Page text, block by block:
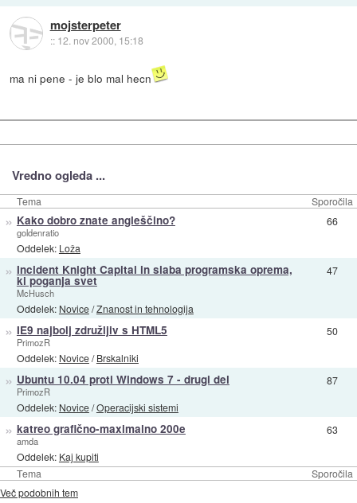
mojsterpeter
:: 12. nov 2000, 15:18
ma ni pene - je blo mal hecn
Vredno ogleda ...
Tema Sporočila
Tema Sporočila
» Kako dobro znate angleščino?
goldenratio
Oddelek: Loža
66
» Incident Knight Capital in slaba programska oprema,
ki poganja svet
McHusch
Oddelek: Novice/Znanost in tehnologija
47
» IE9 najbolj združljiv s HTML5
PrimozR
Oddelek: Novice/Brskalniki
50
» Ubuntu 10.04 proti Windows 7 - drugi del
PrimozR
Oddelek: Novice/Operacijski sistemi
87
» katreo grafično-maximalno 200e
amda
Oddelek: Kaj kupiti
63
Več podobnih tem